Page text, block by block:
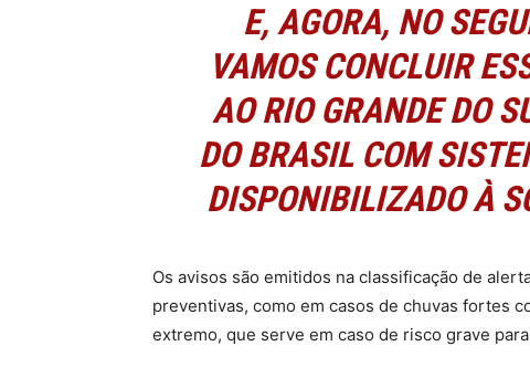
E, AGORA, NO
VAMOS CONCLUIR
AO RIO GRANDE DO
DO BRASIL COM
DISPONIBILIZADO À
Os avisos são emitidos na classificação de
preventivas, como em casos de chuvas fortes
extremo, que serve em caso de risco grave